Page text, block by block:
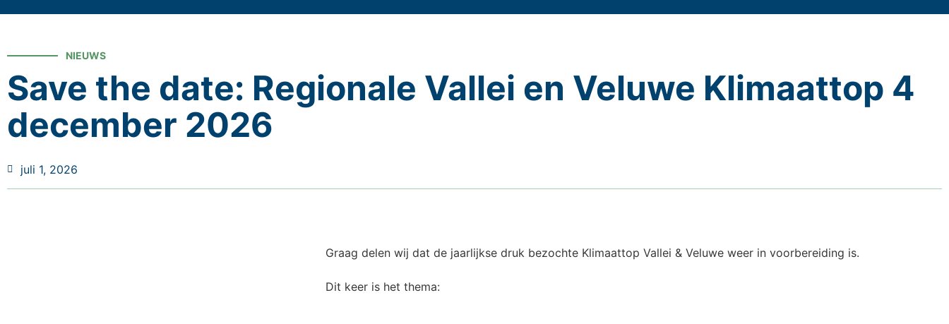
NIEUWS
Save the date: Regionale Vallei en Veluwe Klimaattop 4
december 2026
juli 1, 2026
Graag delen wij dat de jaarlijkse druk bezochte Klimaattop Vallei & Veluwe weer in voorbereiding is.
Dit keer is het thema: